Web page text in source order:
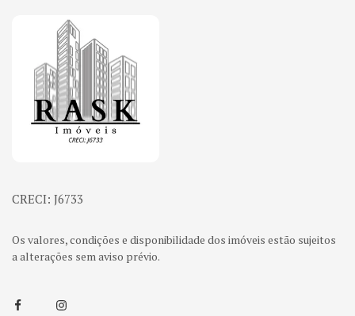
Página inicial
CRECI: J6733
Os valores, condições e disponibilidade dos imóveis estão sujeitos
a alterações sem aviso prévio.
FacebookInstagram